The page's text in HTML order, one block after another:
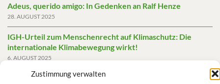
Zustimmung verwalten
Adeus, querido amigo: In Gedenken an Ralf Henze
28. AUGUST 2025
IGH-Urteil zum Menschenrecht auf Klimaschutz: Die
internationale Klimabewegung wirkt!
6. AUGUST 2025
Friedensgutachten 2025